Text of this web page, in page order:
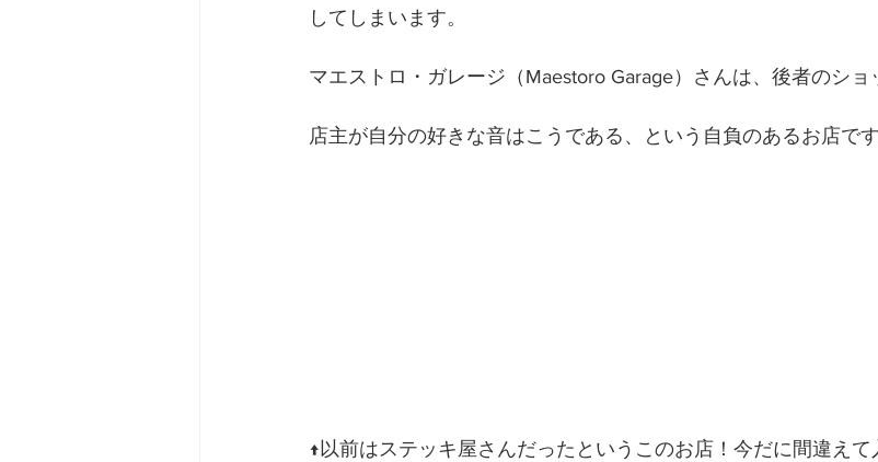
してしまいます。
マエストロ・ガレージ（Maestoro Garage）さんは、後者のショ
店主が自分の好きな音はこうである、という自負のあるお店で
↑以前はステッキ屋さんだったというこのお店！今だに間違えて